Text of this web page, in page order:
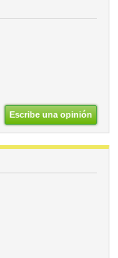
Escribe una opinión